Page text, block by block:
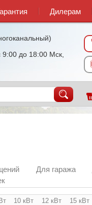
Дилерам
до 18:00 Мск,
Для гаража
10 кВт 12 кВт 15 кВт